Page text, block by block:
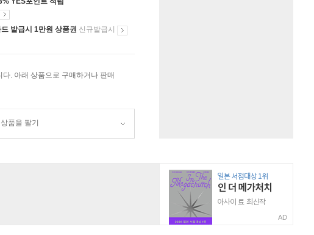
발급시 1만원 상품권 신규발급시
. 아래 상품으로 구매하거나 판매
품을 팔기
AD